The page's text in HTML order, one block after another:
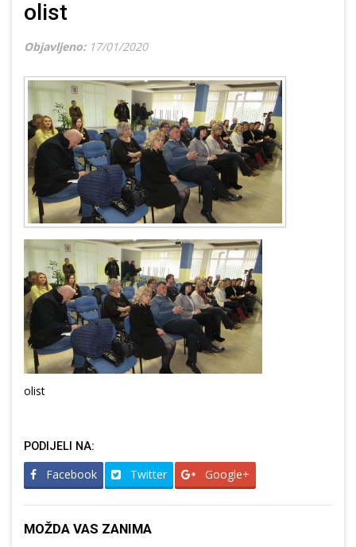
olist
Objavljeno: 17/01/2020
olist
PODIJELI NA:
Facebook Twitter Google+
MOŽDA VAS ZANIMA